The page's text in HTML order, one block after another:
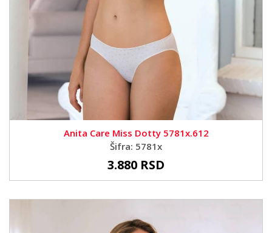
Anita Care Miss Dotty 5781x.612
Šifra: 5781x
3.880 RSD